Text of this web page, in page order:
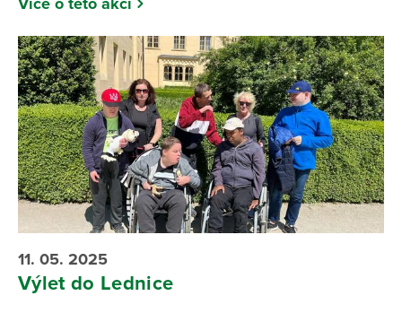
11. 05. 2025
Výlet do Lednice